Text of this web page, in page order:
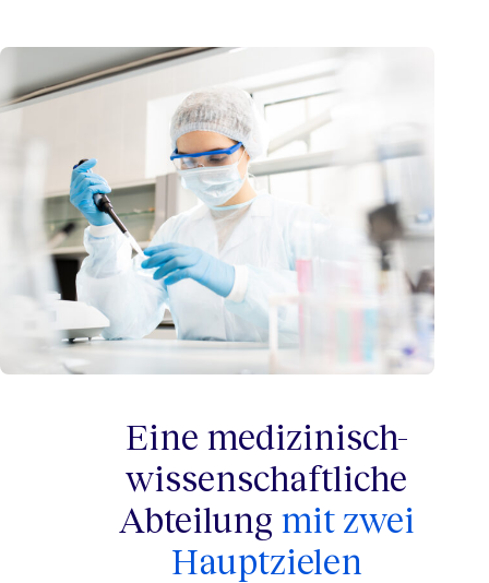
Eine medizinisch-
wissenschaftliche
Abteilung mit zwei
Hauptzielen